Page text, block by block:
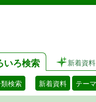
いろ検索 新着資料
検索 新着資料 テー